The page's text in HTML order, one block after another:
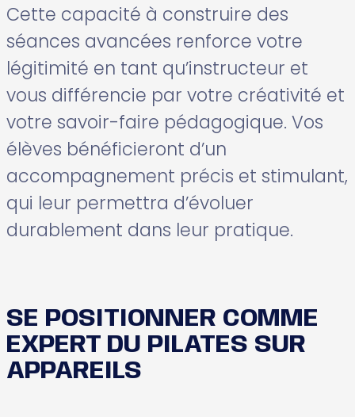
Cette capacité à construire des
séances avancées renforce votre
légitimité en tant qu’instructeur et
vous différencie par votre créativité et
votre savoir-faire pédagogique. Vos
élèves bénéficieront d’un
accompagnement précis et stimulant,
qui leur permettra d’évoluer
durablement dans leur pratique.
SE POSITIONNER COMME
EXPERT DU PILATES SUR
APPAREILS